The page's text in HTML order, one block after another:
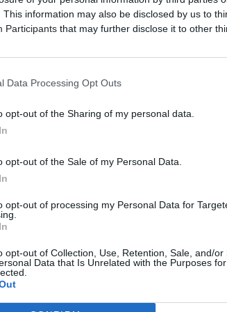
This information may also be disclosed by us to
Participants that may further disclose it to other
Data Processing Opt Outs
opt-out of the Sharing of my personal data.
opt-out of the Sale of my Personal Data.
opt-out of processing my Personal Data for
opt-out of Collection, Use, Retention, Sale, and/or
Data that Is Unrelated with the Purposes
ακρίβειας, συνθέτουν έναν ήχο
θα συνοδεύεται από τους Christian
με τους οποίους σχηματίζει
το funk και το rock, προσφέροντας
την έμπνευση.